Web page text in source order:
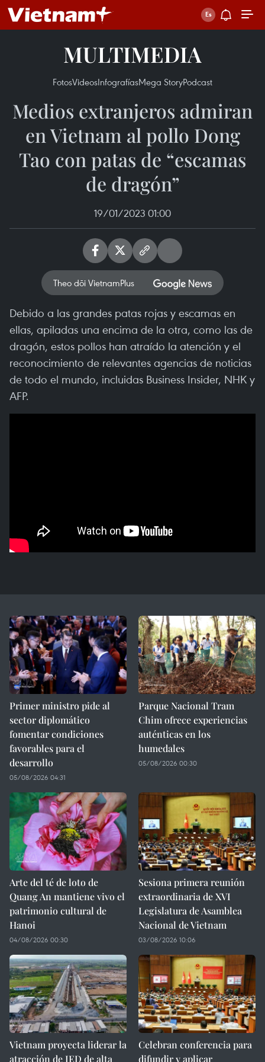
MULTIMEDIA
FotosVideosInfografíasMega StoryPodcast
Medios extranjeros admiran
en Vietnam al pollo Dong
Tao con patas de “escamas
de dragón”
19/01/2023 01:00
Theo dõi VietnamPlus
Debido a las grandes patas rojas y escamas en
ellas, apiladas una encima de la otra, como las de
dragón, estos pollos han atraído la atención y el
reconocimiento de relevantes agencias de noticias
de todo el mundo, incluidas Business Insider, NHK y
AFP.
Primer ministro pide al
sector diplomático
fomentar condiciones
favorables para el
desarrollo
05/08/2026 04:31
Parque Nacional Tram
Chim ofrece experiencias
auténticas en los
humedales
05/08/2026 00:30
Arte del té de loto de
Quang An mantiene vivo el
patrimonio cultural de
Hanoi
04/08/2026 00:30
Sesiona primera reunión
extraordinaria de XVI
Legislatura de Asamblea
Nacional de Vietnam
03/08/2026 10:06
Vietnam proyecta liderar la
atracción de IED de alta
Celebran conferencia para
difundir y aplicar